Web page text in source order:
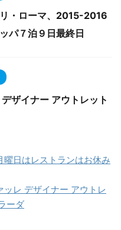
・ローマ、2015-2016
パ７泊９日最終日
ザイナー アウトレット
日はレストランはお休み
レ デザイナー アウトレ
ーダ